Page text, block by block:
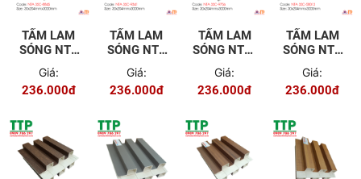
TẤM LAM
SÓNG NTA
Giá:
236.000đ
TẤM LAM
SÓNG NTA
Giá:
236.000đ
TẤM LAM
SÓNG NTA-
Giá:
236.000đ
TẤM LAM
SÓNG NTA
Giá:
236.000đ